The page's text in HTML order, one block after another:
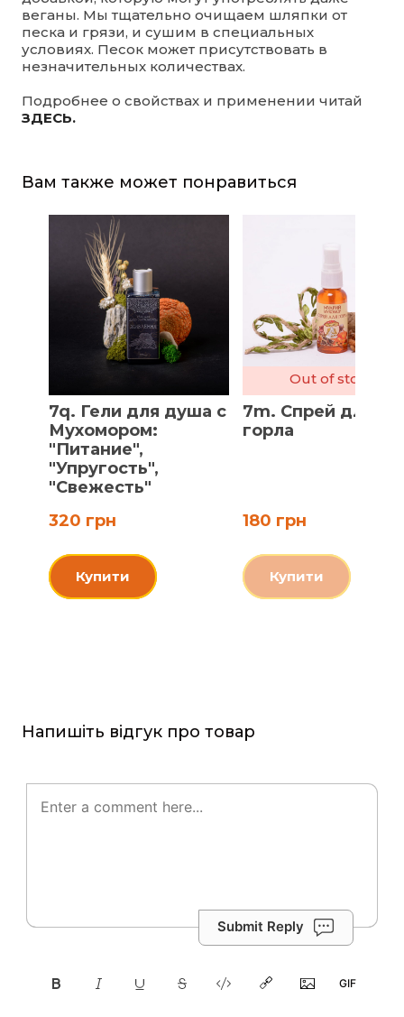
веганы. Мы тщательно очищаем шляпки от
песка и грязи, и сушим в специальных
условиях. Песок может присутствовать в
незначительных количествах.
Подробнее о свойствах и применении читай
ЗДЕСЬ.
Вам также может понравиться
7q. Гели для душа с
Мухомором:
"Питание",
"Упругость",
"Свежесть"
320 грн
Купити
Out of stock
7m. Спрей для
горла
180 грн
Купити
Напишіть відгук про товар
Submit Reply